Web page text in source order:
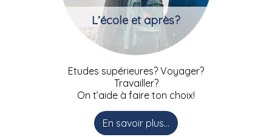
L’école et après?
Etudes supérieures? Voyager?
Travailler?
On t’aide à faire ton choix!
En savoir plus...